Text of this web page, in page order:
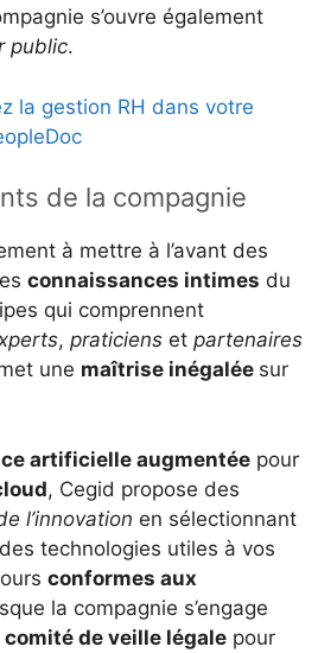
s’ouvre également
public.
la gestion RH dans votre
de la compagnie
à mettre à l’avant des
connaissances intimes du
qui comprennent
, praticiens et partenaires
une maîtrise inégalée sur
artificielle augmentée pour
, Cegid propose des
l’innovation en sélectionnant
technologies utiles à vos
conformes aux
la compagnie s’engage
comité de veille légale pour